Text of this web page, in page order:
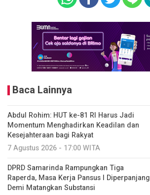
Baca Lainnya
Abdul Rohim: HUT ke-81 RI Harus Jadi
Momentum Menghadirkan Keadilan dan
Kesejahteraan bagi Rakyat
7 Agustus 2026 - 17:00 WITA
DPRD Samarinda Rampungkan Tiga
Raperda, Masa Kerja Pansus I Diperpanjang
Demi Matangkan Substansi